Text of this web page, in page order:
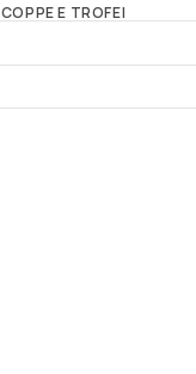
COPPE E TROFEI